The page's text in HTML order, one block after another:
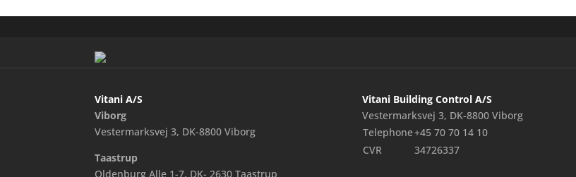
Vitani A/S
Viborg
Vestermarksvej 3, DK-8800 Viborg
Taastrup
Oldenburg Alle 1-7, DK- 2630 Taastrup
Vitani Building Control A/S
Vestermarksvej 3, DK-8800 Viborg
Telephone+45 70 70 14 10
CVR
34726337